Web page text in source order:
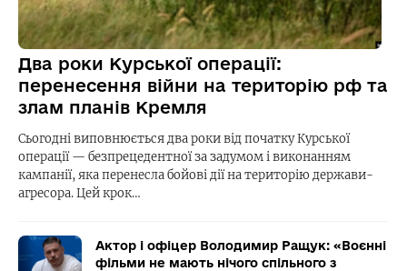
Два роки Курської операції:
перенесення війни на територію рф та
злам планів Кремля
Сьогодні виповнюється два роки від початку Курської
операції — безпрецедентної за задумом і виконанням
кампанії, яка перенесла бойові дії на територію держави-
агресора. Цей крок…
Актор і офіцер Володимир Ращук: «Воєнні
фільми не мають нічого спільного з